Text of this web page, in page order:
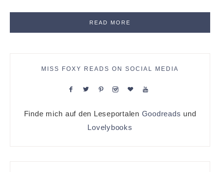
READ MORE
MISS FOXY READS ON SOCIAL MEDIA
Finde mich auf den Leseportalen Goodreads und
Lovelybooks